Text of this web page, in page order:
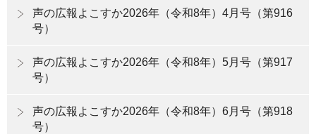
声の広報よこすか2026年（令和8年）4月号（第916
号）
声の広報よこすか2026年（令和8年）5月号（第917
号）
声の広報よこすか2026年（令和8年）6月号（第918
号）